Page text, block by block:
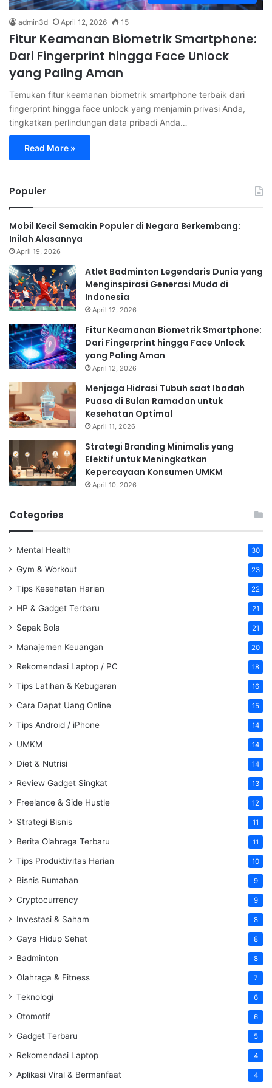
admin3d April 12, 2026 15
Fitur Keamanan Biometrik Smartphone:
Dari Fingerprint hingga Face Unlock
yang Paling Aman
Temukan fitur keamanan biometrik smartphone terbaik dari
fingerprint hingga face unlock yang menjamin privasi Anda,
tingkatkan perlindungan data pribadi Anda…
Read More »
Populer
Mobil Kecil Semakin Populer di Negara Berkembang:
Inilah Alasannya
April 19, 2026
Atlet Badminton Legendaris Dunia yang
Menginspirasi Generasi Muda di
Indonesia
April 12, 2026
Fitur Keamanan Biometrik Smartphone:
Dari Fingerprint hingga Face Unlock
yang Paling Aman
April 12, 2026
Menjaga Hidrasi Tubuh saat Ibadah
Puasa di Bulan Ramadan untuk
Kesehatan Optimal
April 11, 2026
Strategi Branding Minimalis yang
Efektif untuk Meningkatkan
Kepercayaan Konsumen UMKM
April 10, 2026
Categories
Mental Health 30
Gym & Workout 23
Tips Kesehatan Harian 22
HP & Gadget Terbaru 21
Sepak Bola 21
Manajemen Keuangan 20
Rekomendasi Laptop / PC 18
Tips Latihan & Kebugaran 16
Cara Dapat Uang Online 15
Tips Android / iPhone 14
UMKM 14
Diet & Nutrisi 14
Review Gadget Singkat 13
Freelance & Side Hustle 12
Strategi Bisnis 11
Berita Olahraga Terbaru 11
Tips Produktivitas Harian 10
Bisnis Rumahan 9
Cryptocurrency 9
Investasi & Saham 8
Gaya Hidup Sehat 8
Badminton 8
Olahraga & Fitness 7
Teknologi 6
Otomotif 6
Gadget Terbaru 5
Rekomendasi Laptop 4
Aplikasi Viral & Bermanfaat 4